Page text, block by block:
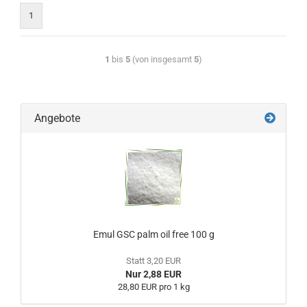
1
1 bis 5 (von insgesamt 5)
Angebote
Emul GSC palm oil free 100 g
Statt 3,20 EUR
Nur 2,88 EUR
28,80 EUR pro 1 kg